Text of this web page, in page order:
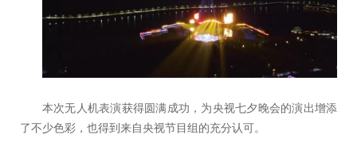
本次无人机表演获得圆满成功，为央视七夕晚会的演出增添
了不少色彩，也得到来自央视节目组的充分认可。